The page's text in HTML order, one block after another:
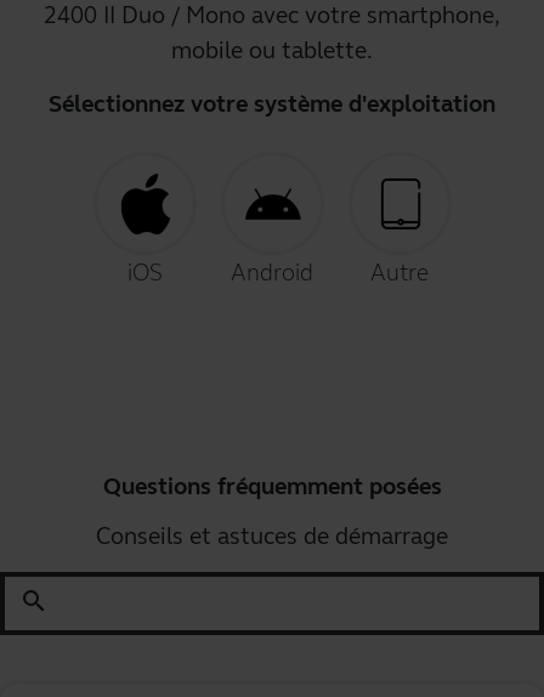
2400 II Duo / Mono avec votre smartphone,
mobile ou tablette.
Sélectionnez votre système d'exploitation
iOS Android Autre
Questions fréquemment posées
Conseils et astuces de démarrage
search